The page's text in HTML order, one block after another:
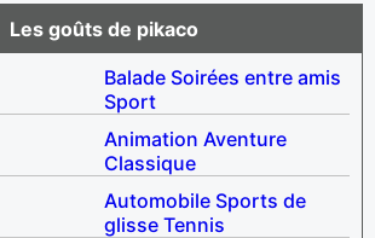
Les goûts de pikaco
Balade Soirées entre amis
Sport
Animation Aventure
Classique
Automobile Sports de
glisse Tennis